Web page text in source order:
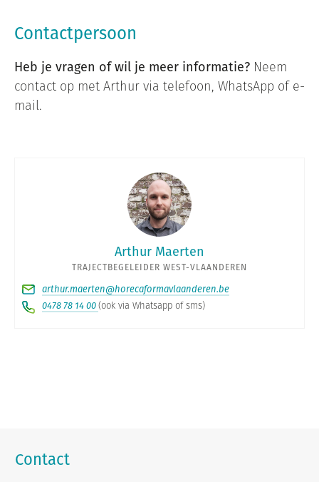
Contactpersoon
Heb je vragen of wil je meer informatie? Neem
contact op met Arthur via telefoon, WhatsApp of e-
mail.
Arthur Maerten
TRAJECTBEGELEIDER WEST-VLAANDEREN
arthur.maerten@horecaformavlaanderen.be
0478 78 14 00(ook via Whatsapp of sms)
Contact